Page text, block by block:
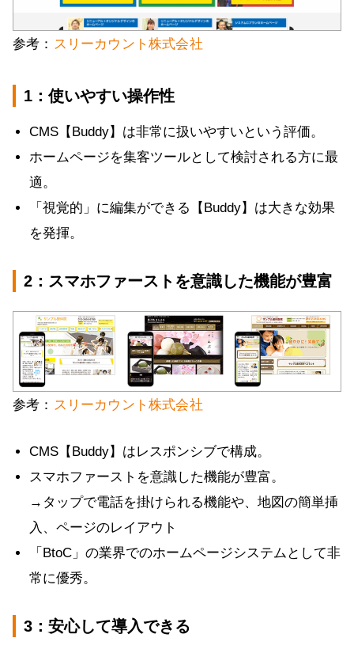
参考： スリーカウント株式会社
1：使いやすい操作性
CMS【Buddy】は非常に扱いやすいという評価。
ホームページを集客ツールとして検討される方に最
適。
「視覚的」に編集ができる【Buddy】は大きな効果
を発揮。
2：スマホファーストを意識した機能が豊富
参考： スリーカウント株式会社
CMS【Buddy】はレスポンシブで構成。
スマホファーストを意識した機能が豊富。
→タップで電話を掛けられる機能や、地図の簡単挿
入、ページのレイアウト
「BtoC」の業界でのホームページシステムとして非
常に優秀。
3：安心して導入できる